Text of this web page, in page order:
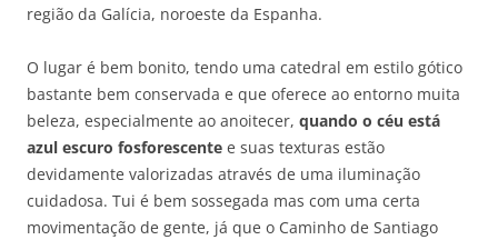
região da Galícia, noroeste da Espanha.
O lugar é bem bonito, tendo uma catedral em estilo gótico
bastante bem conservada e que oferece ao entorno muita
beleza, especialmente ao anoitecer, quando o céu está
azul escuro fosforescente e suas texturas estão
devidamente valorizadas através de uma iluminação
cuidadosa. Tui é bem sossegada mas com uma certa
movimentação de gente, já que o Caminho de Santiago